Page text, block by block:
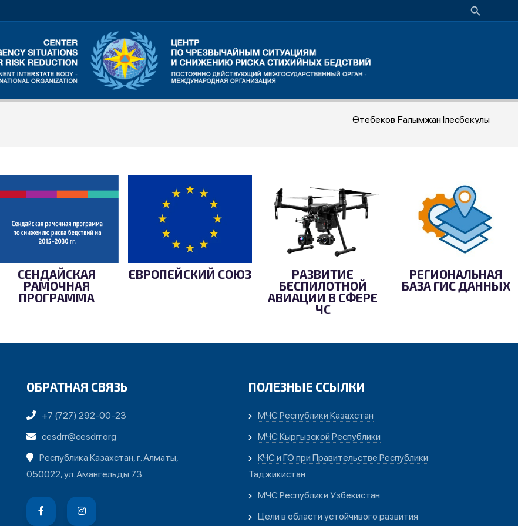
Өтебеков Ғалымжан Ілесбекұлы
СЕНДАЙСКАЯ
РАМОЧНАЯ
ПРОГРАММА
ЕВРОПЕЙСКИЙ СОЮЗ
РАЗВИТИЕ
БЕСПИЛОТНОЙ
АВИАЦИИ В СФЕРЕ
ЧС
РЕГИОНАЛЬНАЯ
БАЗА ГИС ДАННЫХ
ОБРАТНАЯ СВЯЗЬ
+7 (727) 292-00-23
cesdrr@cesdrr.org
Республика Казахстан, г. Алматы,
050022, ул. Амангельды 73
ПОЛЕЗНЫЕ ССЫЛКИ
МЧС Республики Казахстан
МЧС Кыргызской Республики
КЧС и ГО при Правительстве Республики
Таджикистан
МЧС Республики Узбекистан
Цели в области устойчивого развития